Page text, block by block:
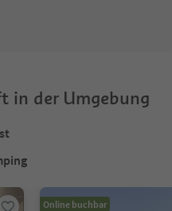
in der Umgebung
Online buchbar